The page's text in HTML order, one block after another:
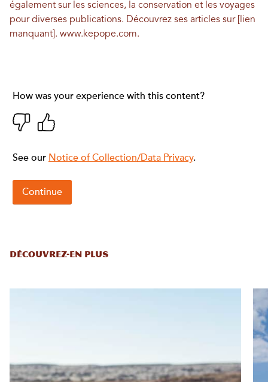
également sur les sciences, la conservation et les voyages
pour diverses publications. Découvrez ses articles sur [lien
manquant]. www.kepope.com.
DÉCOUVREZ-EN PLUS